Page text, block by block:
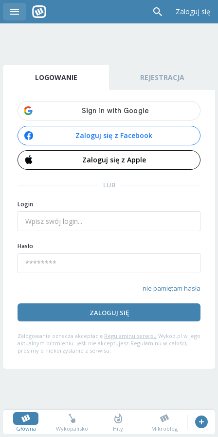
Zaloguj się
LOGOWANIE REJESTRACJA
Zaloguj się z Facebook
Zaloguj się z Apple
LUB
Login
Hasło
nie pamiętam hasła
ZALOGUJ SIĘ
Zalogowanie oznacza akceptację Regulaminu serwisu Wykop.pl w jego
aktualnym brzmieniu. Jeśli nie akceptujesz Regulaminu w całości,
prosimy o niekorzystanie z serwisu.
Główna Wykopalisko Hity Mikroblog